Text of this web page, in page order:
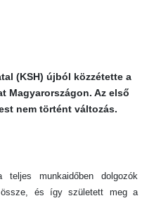
(KSH) újból közzétette a
Magyarországon. Az első
nem történt változás.
munkaidőben dolgozók
össze, és így született meg a